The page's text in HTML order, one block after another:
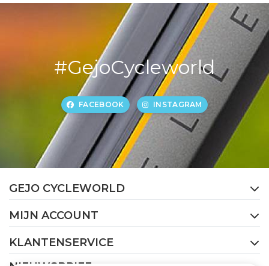
#GejoCycleworld
FACEBOOK INSTAGRAM
GEJO CYCLEWORLD
MIJN ACCOUNT
KLANTENSERVICE